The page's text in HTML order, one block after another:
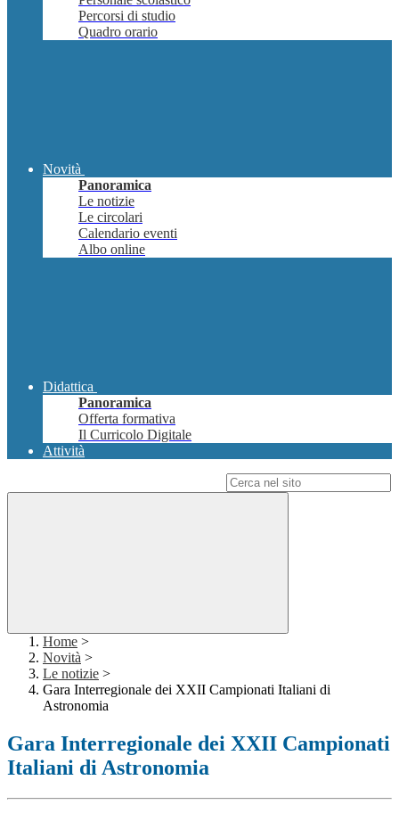
Percorsi di studio
Quadro orario
Novità
Panoramica
Le notizie
Le circolari
Calendario eventi
Albo online
Didattica
Panoramica
Offerta formativa
Il Curricolo Digitale
Attività
Home >
Novità >
Le notizie >
Gara Interregionale dei XXII Campionati Italiani di
Astronomia
Gara Interregionale dei XXII Campionati
Italiani di Astronomia